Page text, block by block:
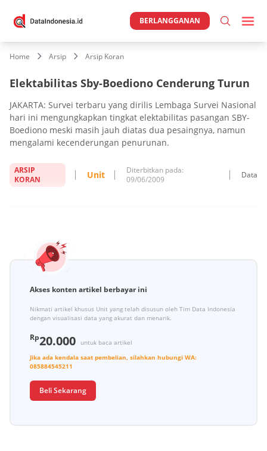
BERLANGGANAN
Home Arsip Arsip Koran
Elektabilitas Sby-Boediono Cenderung Turun
JAKARTA: Survei terbaru yang dirilis Lembaga Survei Nasional
hari ini mengungkapkan tingkat elektabilitas pasangan SBY-
Boediono meski masih jauh diatas dua pesaingnya, namun
mengalami kecenderungan penurunan.
ARSIP
KORAN
Unit
Diterbitkan pada:
09/06/2009
Data
Akses konten artikel berbayar ini
Nikmati artikel khusus Unit yang telah disusun oleh Tim Data Indonesia
dengan visualisasi data yang akurat dan menarik.
Rp20.000
untuk baca artikel
Jika ada kendala saat pembelian, silahkan hubungi WA:
085884545211
Beli Sekarang